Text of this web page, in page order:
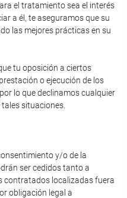
el tratamiento sea el interés
a él, te aseguramos que su
las mejores prácticas en su
tu oposición a ciertos
o ejecución de los
lo que declinamos cualquier
situaciones.
y/o de la
ser cedidos tanto a
contratados localizadas fuera
obligación legal a